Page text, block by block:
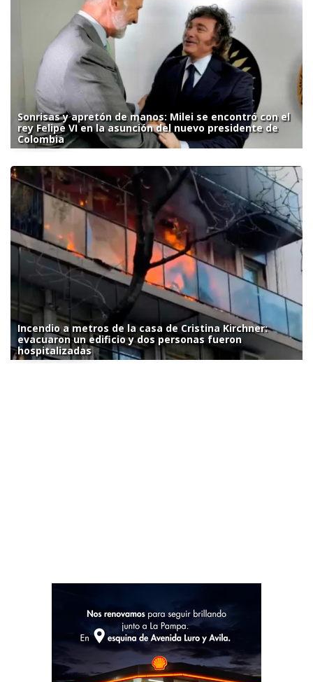
Sonrisas y apretón de manos: Milei se encontró con el
rey Felipe VI en la asunción del nuevo presidente de
Colombia
Incendio a metros de la casa de Cristina Kirchner:
evacuaron un edificio y dos personas fueron
hospitalizadas